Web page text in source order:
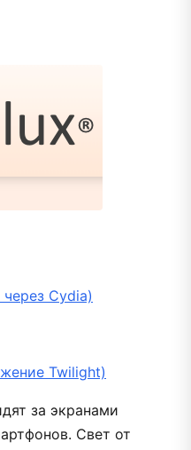
Cydia)
Twilight)
за экранами
Свет от